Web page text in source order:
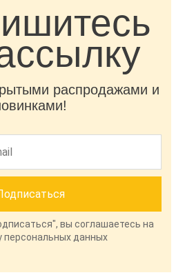
распродажами и
вы соглашаетесь на
персональных данных